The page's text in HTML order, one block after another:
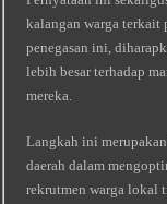
kalangan warga terkait
penegasan ini,
lebih besar terhadap
mereka.
Langkah ini
daerah dalam
rekrutmen warga lokal